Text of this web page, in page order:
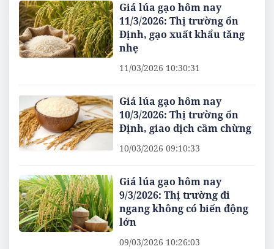
Giá lúa gạo hôm nay
11/3/2026: Thị trường ổn
Định, gạo xuất khẩu tăng
nhẹ
11/03/2026 10:30:31
Giá lúa gạo hôm nay
10/3/2026: Thị trường ổn
Định, giao dịch cầm chừng
10/03/2026 09:10:33
Giá lúa gạo hôm nay
9/3/2026: Thị trường đi
ngang không có biến động
lớn
09/03/2026 10:26:03